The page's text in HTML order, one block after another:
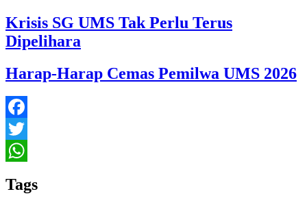
Krisis SG UMS Tak Perlu Terus
Dipelihara
Harap-Harap Cemas Pemilwa UMS 2026
Facebook
Twitter
Tags